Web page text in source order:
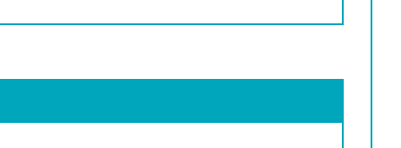
ISBN 0121370402.
Artmed, 2009. 3 v. ISBN 9788577802593